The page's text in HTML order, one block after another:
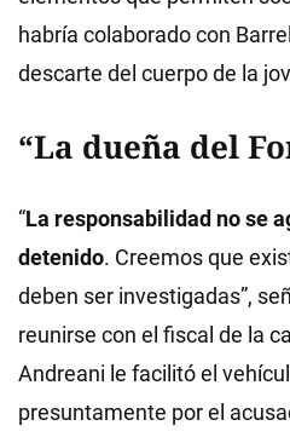
habría colaborado con
descarte del cuerpo de la
“La dueña del
“La responsabilidad no se
detenido. Creemos que
deben ser investigadas”,
reunirse con el fiscal de la
Andreani le facilitó el
presuntamente por el